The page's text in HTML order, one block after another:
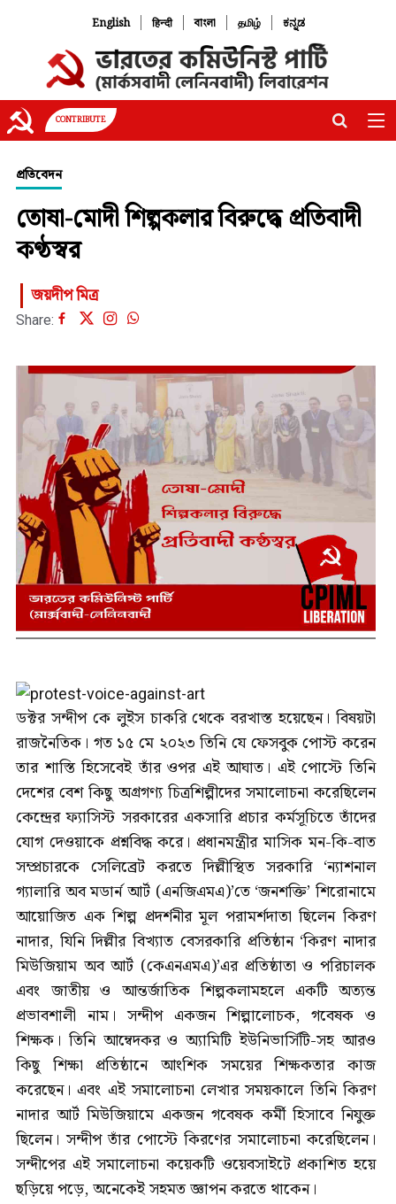
English | हिन्दी | বাংলা | தமிழ் | ಕನ್ನಡ
CONTRIBUTE
প্রতিবেদন
তোষা-মোদী শিল্পকলার বিরুদ্ধে প্রতিবাদী
কণ্ঠস্বর
জয়দীপ মিত্র
Share:
ডক্টর সন্দীপ কে লুইস চাকরি থেকে বরখাস্ত হয়েছেন। বিষয়টা
রাজনৈতিক। গত ১৫ মে ২০২৩ তিনি যে ফেসবুক পোস্ট করেন
তার শাস্তি হিসেবেই তাঁর ওপর এই আঘাত। এই পোস্টে তিনি
দেশের বেশ কিছু অগ্রগণ্য চিত্রশিল্পীদের সমালোচনা করেছিলেন
কেন্দ্রের ফ্যাসিস্ট সরকারের একসারি প্রচার কর্মসূচিতে তাঁদের
যোগ দেওয়াকে প্রশ্নবিদ্ধ করে। প্রধানমন্ত্রীর মাসিক মন-কি-বাত
সম্প্রচারকে সেলিব্রেট করতে দিল্লীস্থিত সরকারি ‘ন্যাশনাল
গ্যালারি অব মডার্ন আর্ট (এনজিএমএ)’তে ‘জনশক্তি’ শিরোনামে
আয়োজিত এক শিল্প প্রদর্শনীর মূল পরামর্শদাতা ছিলেন কিরণ
নাদার, যিনি দিল্লীর বিখ্যাত বেসরকারি প্রতিষ্ঠান ‘কিরণ নাদার
মিউজিয়াম অব আর্ট (কেএনএমএ)’এর প্রতিষ্ঠাতা ও পরিচালক
এবং জাতীয় ও আন্তর্জাতিক শিল্পকলামহলে একটি অত্যন্ত
প্রভাবশালী নাম। সন্দীপ একজন শিল্পালোচক, গবেষক ও
শিক্ষক। তিনি আম্বেদকর ও অ্যামিটি ইউনিভার্সিটি-সহ আরও
কিছু শিক্ষা প্রতিষ্ঠানে আংশিক সময়ের শিক্ষকতার কাজ
করেছেন। এবং এই সমালোচনা লেখার সময়কালে তিনি কিরণ
নাদার আর্ট মিউজিয়ামে একজন গবেষক কর্মী হিসাবে নিযুক্ত
ছিলেন। সন্দীপ তাঁর পোস্টে কিরণের সমালোচনা করেছিলেন।
সন্দীপের এই সমালোচনা কয়েকটি ওয়েবসাইটে প্রকাশিত হয়ে
ছড়িয়ে পড়ে, অনেকেই সহমত জ্ঞাপন করতে থাকেন।